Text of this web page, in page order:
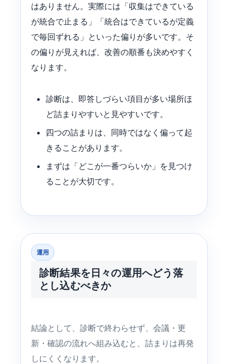
はありません。実際には「収集はできている
が統合で止まる」「統合はできているが定義
で毎回ずれる」といった偏りが多いです。そ
の偏りが見えれば、改善の順番も決めやすく
なります。
診断は、即答しづらい項目が多い場所ほ
ど詰まりやすいと見やすいです。
四つの詰まりは、同時ではなく偏って起
きることがあります。
まずは「どこが一番つらいか」を見つけ
ることが大切です。
運用
診断結果を日々の運用へどう落
とし込むべきか
結論として、診断で終わらせず、会議・更
新・確認の流れへ組み込むと、詰まりは再発
しにくくなります。